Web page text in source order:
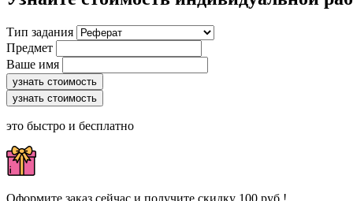
Тип задания
Предмет
Ваше имя
узнать стоимость
узнать стоимость
это быстро и бесплатно